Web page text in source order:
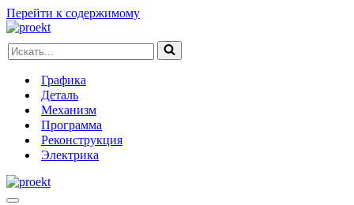
Перейти к содержимому
Искать...
Графика
Деталь
Механизм
Программа
Реконструкция
Электрика